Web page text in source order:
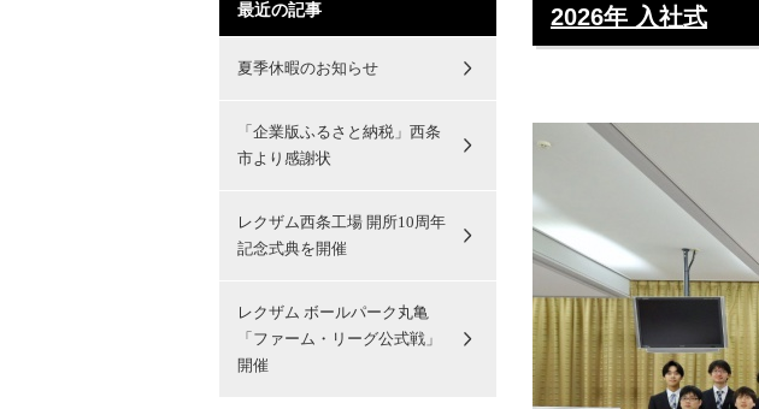
2026年 入社式
最近の記事
夏季休暇のお知らせ
「企業版ふるさと納税」西条
市より感謝状
レクザム西条工場 開所10周年
記念式典を開催
レクザム ボールパーク丸亀
「ファーム・リーグ公式戦」
開催